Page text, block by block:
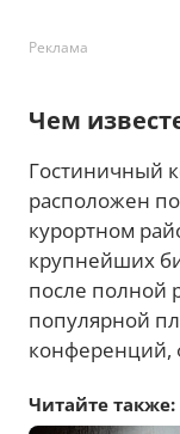
Реклама
Чем
Гостиничный
расположен по
курортном
крупнейших
после полной
популярной
конференций,
Читайте также: